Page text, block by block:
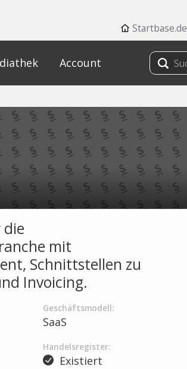
Startbase.de
Account
mit
Schnittstellen zu
Invoicing.
Geschäftsmodell:
SaaS
Handelsregister:
Existiert